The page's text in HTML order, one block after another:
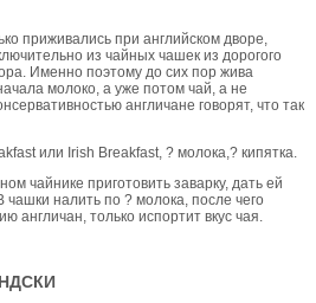
приживались при английском дворе,
из чайных чашек из дорогого
Именно поэтому до сих пор жива
молоко, а уже потом чай, а не
англичане говорят, что так
или Irish Breakfast, ? молока,? кипятка.
чайнике приготовить заварку, дать ей
чашки налить по ? молока, после чего
англичан, только испортит вкус чая.